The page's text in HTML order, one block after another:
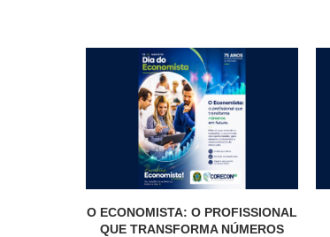
O ECONOMISTA: O PROFISSIONAL
QUE TRANSFORMA NÚMEROS